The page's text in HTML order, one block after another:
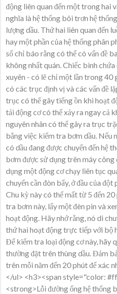
động liên quan đến một trong hai
nghĩa là hệ thống bôi trơn hệ
lượng dầu. Thứ hai liên quan đến
hay một phần của hệ thống phân
số chỉ báo rằng có thể có vấn đề
không nhất quán. Chiếc bình
xuyên - có lẽ chỉ một lần trong 40
có các trục định vị và các vấn đề
trục có thể gây tiếng ồn khi hoạt
tải động cơ có thể xảy ra ngay cả
nguyên nhân có thể gây ra trục
bằng việc kiểm tra bơm dầu. Nếu
có dầu đang được chuyển đến hệ
bơm được sử dụng trên máy công
dụng một động cơ chạy liên tục
chuyển cần đòn bẩy, ở đầu của
Chu kỳ này có thể mất từ 5 đến
tra bơm này, lấy một đèn pin và
hoạt động. Hãy nhớ rằng, nó di
thứ hai hoạt động trực tiếp với bộ
Để kiểm tra loại động cơ này, hãy
thường đặt trên thùng dầu. Đảm
trên mỗi năm đến 20 phút để xác
</ul> <h3><span style="color:
<strong>Lỗi đường ống hệ thống